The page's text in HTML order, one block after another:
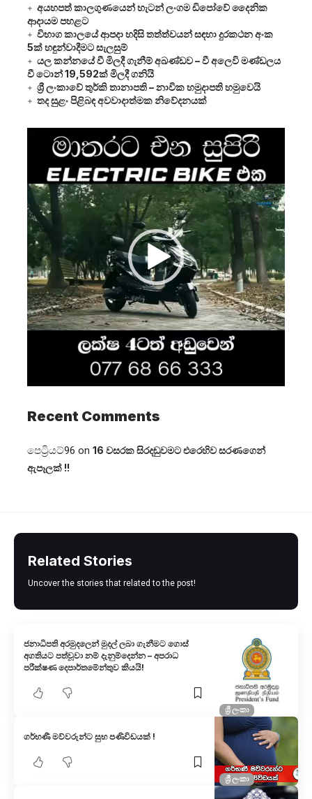
අයහපත් කාලගුණයෙන් හැටන් ලංගම ඩිපෝවේ දෛනික
ආදායම පහළට
විභාග කාලයේ ආපදා හදිසි තත්ත්වයන් සඳහා දුරකථන අංක
5ක් හඳුන්වාදීමට සැලසුම්
යල කන්නයේ වී මිලදී ගැනීම් අඛණ්ඩව – වී අලෙවි මණ්ඩලය
වී ටොන් 19,592ක් මිලදී ගනියි
ශ්‍රී ලංකාවේ තුර්කි තානාපති – නාවික හමුදාපති හමුවෙයි
තද සුළං පිළිබඳ අවවාදාත්මක නිවේදනයක්
Player
Recent Comments
පෙට්‍රියට්96 on 16 වසරක සිරදඬුවමට එරෙහිව සරණගෙන්
ඇපෑලක් !!
Related Stories
Uncover the stories that related to the post!
ශ්‍රී ලංකා
ජනාධිපති අරමුදලෙන් මුදල් ලබා ගැනීමට ගොස්
අගතියට පත්වූවා නම් දැනුම්දෙන්න – අපරාධ
පරීක්ෂණ දෙපාර්තමේන්තුව කියයි!
ශ්‍රී ලංකා
ගර්භණී මව්වරුන්ට සුභ පණිවිඩයක් !